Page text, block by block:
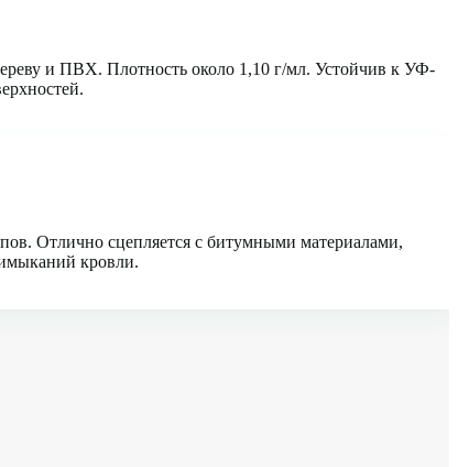
и ПВХ. Плотность около 1,10 г/мл. Устойчив к УФ-
Отлично сцепляется с битумными материалами,
кровли.